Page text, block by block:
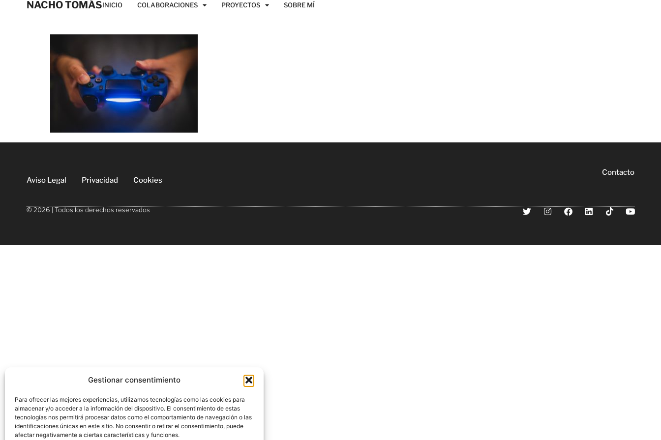
Gestionar consentimiento
Para ofrecer las mejores experiencias, utilizamos tecnologías como las cookies para
almacenar y/o acceder a la información del dispositivo. El consentimiento de estas
tecnologías nos permitirá procesar datos como el comportamiento de navegación o las
identificaciones únicas en este sitio. No consentir o retirar el consentimiento, puede
afectar negativamente a ciertas características y funciones.
NACHO TOMÁSINICIO COLABORACIONES PROYECTOS SOBRE MÍ
Aviso Legal Privacidad Cookies
Contacto
© 2026 | Todos los derechos reservados